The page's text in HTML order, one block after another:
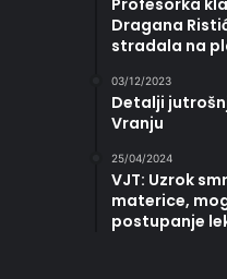
Dragana
stradala na
03/12/2023
Detalji
Vranju
25/04/2024
VJT: Uzrok
materice,
postupanje